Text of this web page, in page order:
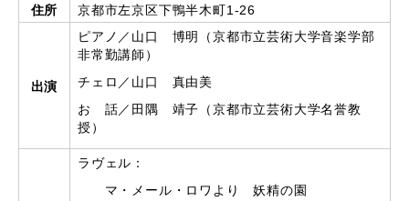
住所 京都市左京区下鴨半木町1-26
出演
ピアノ／山口 博明（京都市立芸術大学音楽学部
非常勤講師）
チェロ／山口 真由美
お 話／田隅 靖子（京都市立芸術大学名誉教
授）
ラヴェル：
マ・メール・ロワより 妖精の園